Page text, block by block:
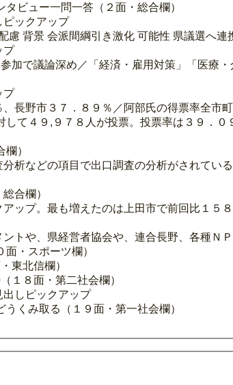
ビュー一問一答（２面・総合欄）
ックアップ
背景 会派間綱引き激化 可能性 県議選へ連
プ
加で議論深め／「経済・雇用対策」「医療
プ
長野市３７．８９％／阿部氏の得票率全市
て４９,９７８人が投票。投票率は３９．０
）
析などの項目で出口調査の分析がされてい
合欄）
プ。最も増えたのは上田市で前回比１５
や、県経営者協会や、連合長野、各種Ｎ
・スポーツ欄）
東北信欄）
１８面・第二社会欄）
しピックアップ
くみ取る（１９面・第一社会欄）